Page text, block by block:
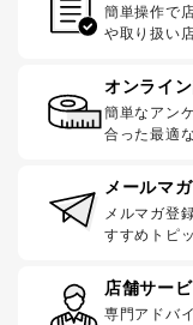
簡単操作で
や取り扱い
オンライ
簡単なアン
合った最適
メールマ
メルマガ登
すすめトピ
店舗サー
専門アドバ